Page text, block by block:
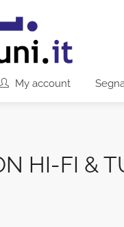
My account
HI-FI &